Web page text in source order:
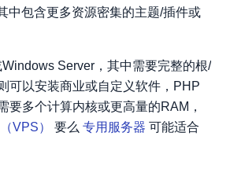
中包含更多资源密集的主题/插件或
Server，其中需要完整的根/
可以安装商业或自定义软件，PHP
要多个计算内核或更高量的RAM，
VPS） 要么 专用服务器 可能适合